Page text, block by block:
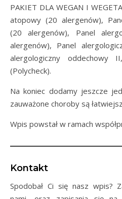
PAKIET DLA WEGAN I
atopowy (20 alergenów),
(20 alergenów), Panel
alergenów), Panel
alergologiczny oddechowy
(Polycheck).
Na koniec dodamy jeszcze
zauważone choroby są
Wpis powstał w ramach
Kontakt
Spodobał Ci się nasz wpis?